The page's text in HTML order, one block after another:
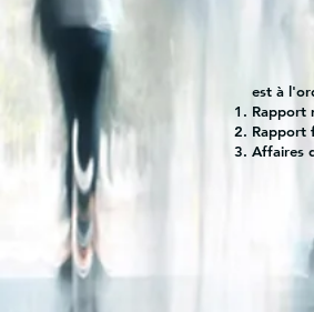
est à
Rapport
Rapport
Affaires